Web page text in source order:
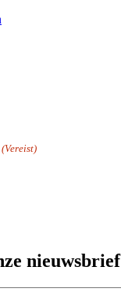
(Vereist)
nieuwsbrief